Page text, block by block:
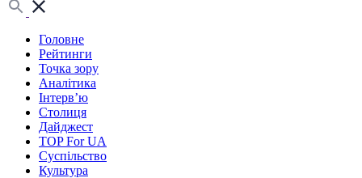
Головне
Рейтинги
Точка зору
Аналітика
Інтерв’ю
Столиця
Дайджест
TOP For UA
Суспiльство
Культура